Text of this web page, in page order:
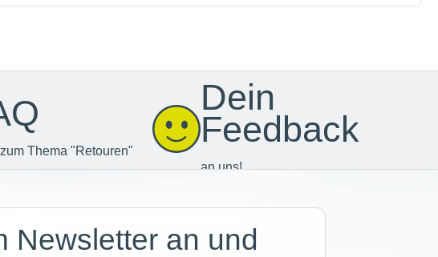
Thema "Retouren"
Dein
Feedback
an uns!
Newsletter an und